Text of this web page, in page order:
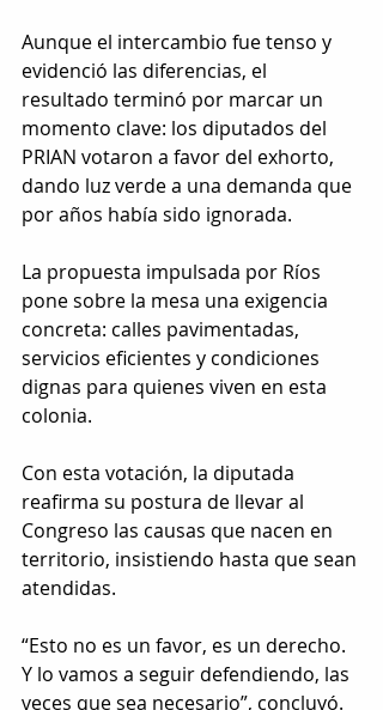
Aunque el intercambio fue tenso y
evidenció las diferencias, el
resultado terminó por marcar un
momento clave: los diputados del
PRIAN votaron a favor del exhorto,
dando luz verde a una demanda que
por años había sido ignorada.
La propuesta impulsada por Ríos
pone sobre la mesa una exigencia
concreta: calles pavimentadas,
servicios eficientes y condiciones
dignas para quienes viven en esta
colonia.
Con esta votación, la diputada
reafirma su postura de llevar al
Congreso las causas que nacen en
territorio, insistiendo hasta que sean
atendidas.
“Esto no es un favor, es un derecho.
Y lo vamos a seguir defendiendo, las
veces que sea necesario”, concluyó.